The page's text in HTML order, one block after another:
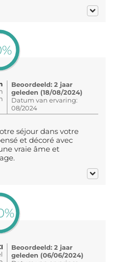
Beoordeeld: 2 jaar
geleden (18/08/2024)
Datum van ervaring:
08/2024
séjour dans votre
et décoré avec
vraie âme et
Beoordeeld: 2 jaar
geleden (06/06/2024)